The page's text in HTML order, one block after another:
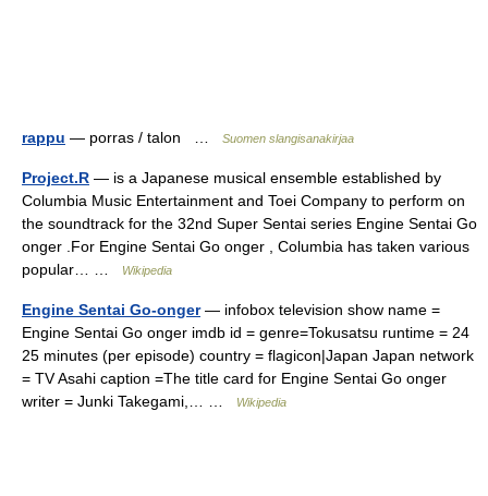
rappu — porras / talon … Suomen slangisanakirjaa
Project.R — is a Japanese musical ensemble established by
Columbia Music Entertainment and Toei Company to perform on
the soundtrack for the 32nd Super Sentai series Engine Sentai Go
onger .For Engine Sentai Go onger , Columbia has taken various
popular… …
Wikipedia
Engine Sentai Go-onger— infobox television show name =
Engine Sentai Go onger imdb id = genre=Tokusatsu runtime = 24
25 minutes (per episode) country = flagicon|Japan Japan network
= TV Asahi caption =The title card for Engine Sentai Go onger
writer = Junki Takegami,… …
Wikipedia